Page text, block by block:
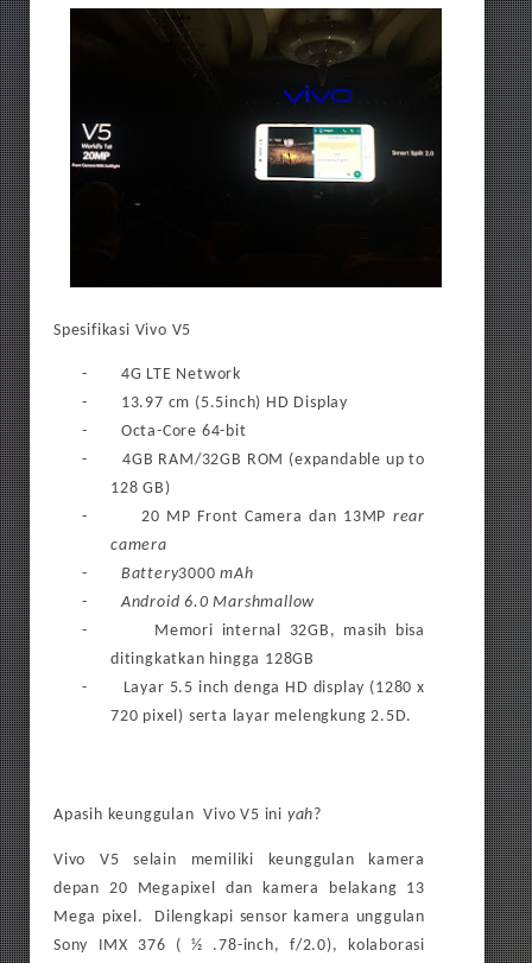
Spesifikasi Vivo V5
-
4G LTE Network
-
13.97 cm (5.5inch) HD Display
-
Octa-Core 64-bit
-
4GB RAM/32GB ROM (expandable up to
128 GB)
-
20 MP Front Camera dan 13MP rear
camera
-
Battery3000 mAh
-
Android 6.0 Marshmallow
-
Memori internal 32GB, masih bisa
ditingkatkan hingga 128GB
-
Layar 5.5 inch denga HD display (1280 x
720 pixel) serta layar melengkung 2.5D.
Apasih keunggulan Vivo V5 ini yah?
Vivo V5 selain memiliki keunggulan kamera
depan 20 Megapixel dan kamera belakang 13
Mega pixel. Dilengkapi sensor kamera unggulan
Sony IMX 376 ( ½ .78-inch, f/2.0), kolaborasi